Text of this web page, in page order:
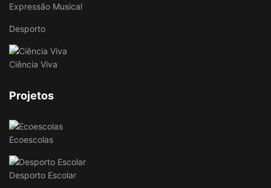
Expressão Musical
Desporto
Ciência Viva
Projetos
Ecoescolas
Desporto Escolar